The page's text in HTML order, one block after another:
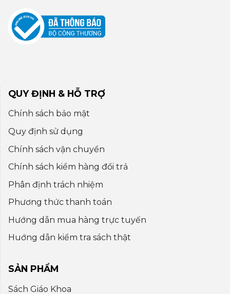
QUY ĐỊNH & HỖ TRỢ
Chính sách bảo mật
Quy định sử dụng
Chính sách vận chuyển
Chính sách kiểm hàng đổi trả
Phân định trách nhiệm
Phương thức thanh toán
Hướng dẫn mua hàng trực tuyến
Huớng dẫn kiểm tra sách thật
SẢN PHẨM
Sách Giáo Khoa